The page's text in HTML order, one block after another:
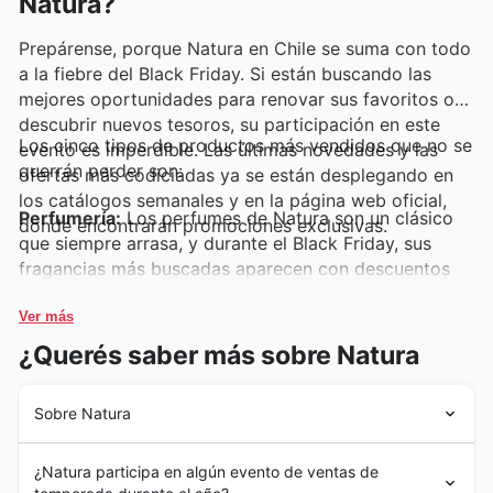
Prepárense, porque Natura en Chile se suma con todo
a la fiebre del Black Friday. Si están buscando las
mejores oportunidades para renovar sus favoritos o
descubrir nuevos tesoros, su participación en este
evento es imperdible. Las últimas novedades y las
ofertas más codiciadas ya se están desplegando en
los catálogos semanales y en la página web oficial,
donde encontrarán promociones exclusivas.
Los cinco tipos de productos más vendidos que no se
querrán perder son:
Perfumería:Los perfumes de Natura son un clásico
que siempre arrasa, y durante el Black Friday, sus
fragancias más buscadas aparecen con descuentos
perfecta para hacerse con ese aroma que aman o
para regalar una experiencia olfativa única, ¡atentos a
las Natura weekly ads para no perderse estas joyas!
Cuidado Facial:
Natura son altamente valorados por su calidad e
ingredientes naturales. Durante las Natura Black
Ver más
¿Querés saber más sobre Natura
Sobre Natura
crear una empresa de cosméticos que combinara la
¿Natura participa en algún evento de ventas de